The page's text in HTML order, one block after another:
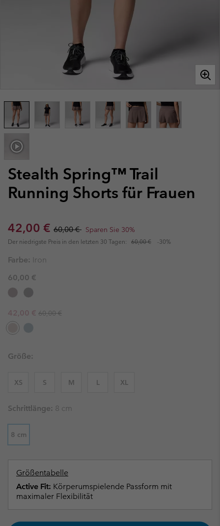
Stealth Spring™ Trail
Running Shorts für Frauen
Sale price:
42,00 € Regular price:
60,00 € Sparen Sie 30%
Der niedrigste Preis in den letzten 30 Tagen: 60,00 € -30%
Farbe:
Iron
60,00 €
Sale price:
42,00 € Regular price:
60,00 €
Größe:
XS S M L XL
Schrittlänge: 8 cm
8 cm
Größentabelle
Active Fit: Körperumspielende Passform mit
maximaler Flexibilität